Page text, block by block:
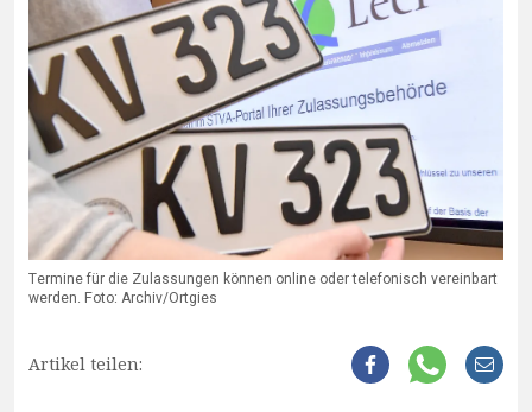
Termine für die Zulassungen können online oder telefonisch vereinbart
werden. Foto: Archiv/Ortgies
Artikel teilen: